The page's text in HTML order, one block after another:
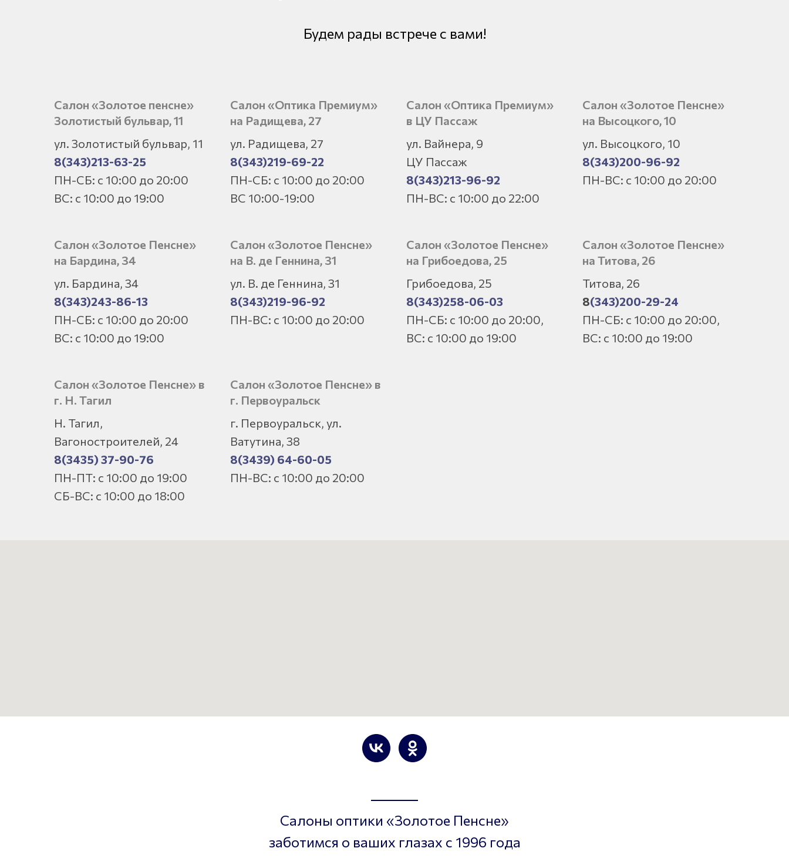
Будем рады встрече с вами!
Салон «Золотое пенсне»
Золотистый бульвар, 11
ул. Золотистый бульвар, 11
8(343)213-63-25
ПН-СБ: с 10:00 до 20:00
ВС: с 10:00 до 19:00
Салон «Оптика Премиум»
на Радищева, 27
ул. Радищева, 27
8(343)219-69-22
ПН-СБ: с 10:00 до 20:00
ВС 10:00-19:00
Салон «Оптика Премиум»
в ЦУ Пассаж
ул. Вайнера, 9
ЦУ Пассаж
8(343)213-96-92
ПН-ВС: с 10:00 до 22:00
Салон «Золотое Пенсне»
на Высоцкого, 10
ул. Высоцкого, 10
8(343)200-96-92
ПН-ВС: с 10:00 до 20:00
Салон «Золотое Пенсне»
на Бардина, 34
ул. Бардина, 34
8(343)243-86-13
ПН-СБ: с 10:00 до 20:00
ВС: с 10:00 до 19:00
Салон «Золотое Пенсне»
на В. де Геннина, 31
ул. В. де Геннина, 31
8(343)219-96-92
ПН-ВС: с 10:00 до 20:00
Салон «Золотое Пенсне»
на Грибоедова, 25
Грибоедова, 25
8(343)258-06-03
ПН-СБ: с 10:00 до 20:00,
ВС: с 10:00 до 19:00
Салон «Золотое Пенсне»
на Титова, 26
Титова, 26
8(343)200-29-24
ПН-СБ: с 10:00 до 20:00,
ВС: с 10:00 до 19:00
Салон «Золотое Пенсне» в
г. Н. Тагил
Н. Тагил,
Вагоностроителей, 24
8(3435) 37-90-76
ПН-ПТ: с 10:00 до 19:00
СБ-ВС: с 10:00 до 18:00
Салон «Золотое Пенсне» в
г. Первоуральск
г. Первоуральск, ул.
Ватутина, 38
8(3439) 64-60-05
ПН-ВС: с 10:00 до 20:00
Салоны оптики «Золотое Пенсне»
заботимся о ваших глазах с 1996 года